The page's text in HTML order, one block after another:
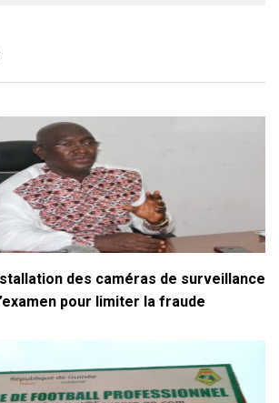
des caméras de surveillance
pour limiter la fraude